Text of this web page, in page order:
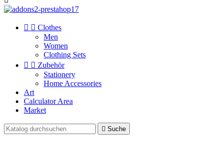
  Clothes
Men
Women
Clothing Sets
  Zubehör
Stationery
Home Accessories
Art
Calculator Area
Market
 Suche